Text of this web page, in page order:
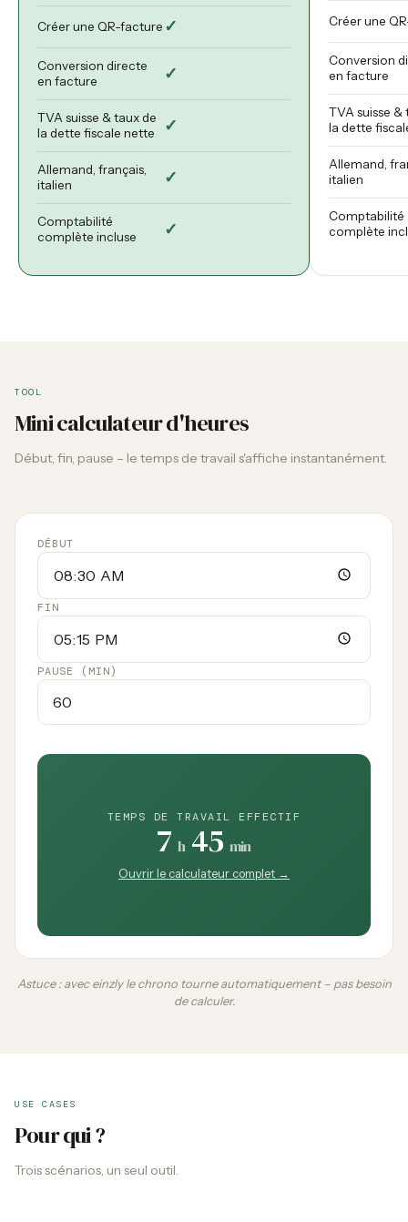
Créer une QR-facture ✓
Conversion directe
en facture
✓
TVA suisse & taux de
la dette fiscale nette
✓
Allemand, français,
italien
✓
Comptabilité
complète incluse
✓
Créer une
Conversion
en facture
TVA suisse &
la dette
Allemand,
italien
Comptabilité
complète
TOOL
Mini calculateur d'heures
Début, fin, pause – le temps de travail s'affiche instantanément.
DÉBUT
FIN
PAUSE (MIN)
TEMPS DE TRAVAIL EFFECTIF
7 h 45 min
Ouvrir le calculateur complet →
Astuce : avec einzly le chrono tourne automatiquement – pas besoin
de calculer.
USE CASES
Pour qui ?
Trois scénarios, un seul outil.